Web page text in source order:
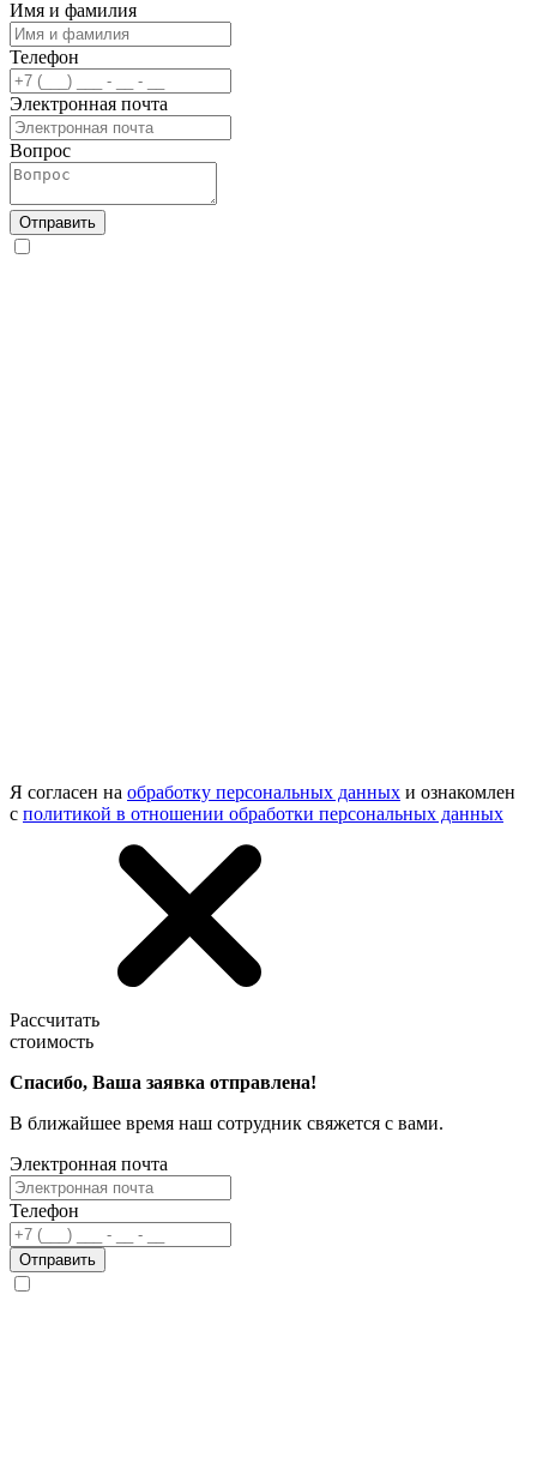
Имя и фамилия
Телефон
Электронная почта
Вопрос
Отправить
Я согласен на обработку персональных данных и ознакомлен
с политикой в отношении обработки персональных данных
Рассчитать
стоимость
Спасибо, Ваша заявка отправлена!
В ближайшее время наш сотрудник свяжется с вами.
Электронная почта
Телефон
Отправить